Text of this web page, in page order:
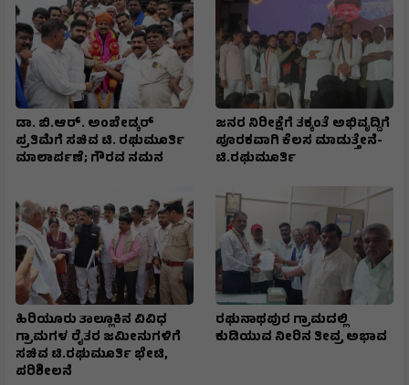
ಡಾ. ಬಿ.ಆರ್. ಅಂಬೇಡ್ಕರ್
ಪ್ರತಿಮೆಗೆ ಸಚಿವ ಟಿ. ರಘುಮೂರ್ತಿ
ಮಾಲಾರ್ಪಣೆ; ಗೌರವ ನಮನ
ಜನರ ನಿರೀಕ್ಷೆಗೆ ತಕ್ಕಂತೆ ಅಭಿವೃದ್ದಿಗೆ
ಪೂರಕವಾಗಿ ಕೆಲಸ ಮಾಡುತ್ತೇನೆ-
ಟಿ.ರಘುಮೂರ್ತಿ
ಹಿರಿಯೂರು ತಾಲ್ಲೂಕಿನ ವಿವಿಧ
ಗ್ರಾಮಗಳ ರೈತರ ಜಮೀನುಗಳಿಗೆ
ಸಚಿವ ಟಿ.ರಘುಮೂರ್ತಿ ಭೇಟಿ,
ಪರಿಶೀಲನೆ
ರಘುನಾಥಪುರ ಗ್ರಾಮದಲ್ಲಿ
ಕುಡಿಯುವ ನೀರಿನ ತೀವ್ರ ಅಭಾವ